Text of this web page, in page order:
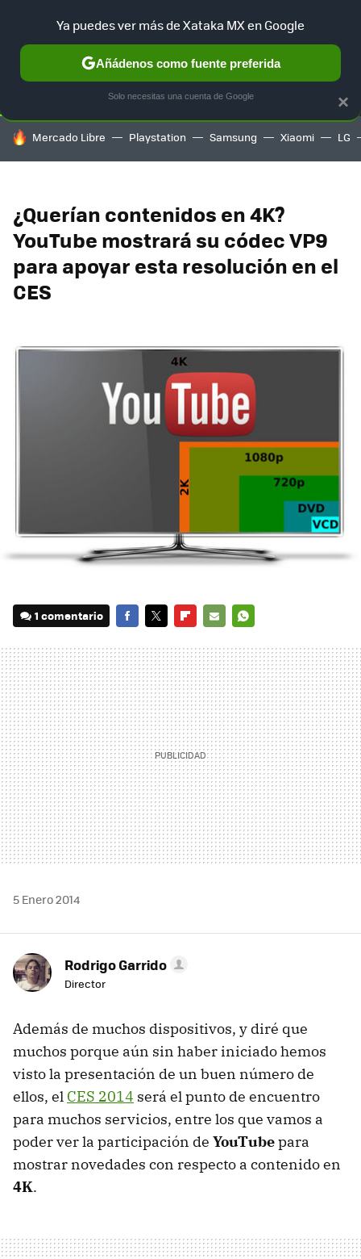
SELECCIÓN GAMING HOME AUTO TERRITORIO
HOY SE HABLA DE
Mercado Libre Playstation Samsung Xiaomi LG
¿Querían contenidos en 4K?
YouTube mostrará su códec VP9
para apoyar esta resolución en el
CES
1 comentario
MAIL
5 Enero 2014
Rodrigo Garrido
Director
Además de muchos dispositivos, y diré que
muchos porque aún sin haber iniciado hemos
visto la presentación de un buen número de
ellos, el CES 2014 será el punto de encuentro
para muchos servicios, entre los que vamos a
poder ver la participación de YouTubepara
mostrar novedades con respecto a contenido en
4K.
×
Ya puedes ver más de Xataka MX en Google
Añádenos como fuente preferida
Solo necesitas una cuenta de Google